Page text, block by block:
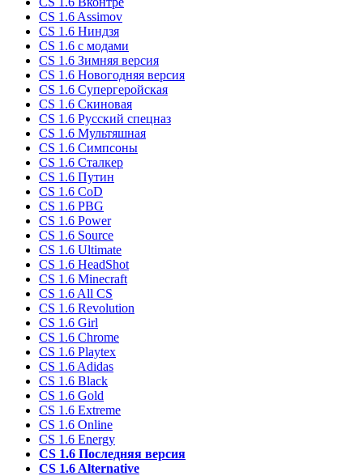
CS 1.6 Assimov
CS 1.6 Ниндзя
CS 1.6 с модами
CS 1.6 Зимняя версия
CS 1.6 Новогодняя версия
CS 1.6 Супергеройская
CS 1.6 Скиновая
CS 1.6 Русский спецназ
CS 1.6 Мультяшная
CS 1.6 Симпсоны
CS 1.6 Сталкер
CS 1.6 Путин
CS 1.6 CoD
CS 1.6 PBG
CS 1.6 Power
CS 1.6 Source
CS 1.6 Ultimate
CS 1.6 HeadShot
CS 1.6 Minecraft
CS 1.6 All CS
CS 1.6 Revolution
CS 1.6 Girl
CS 1.6 Chrome
CS 1.6 Playtex
CS 1.6 Adidas
CS 1.6 Black
CS 1.6 Gold
CS 1.6 Extreme
CS 1.6 Online
CS 1.6 Energy
CS 1.6 Последняя версия
CS 1.6 Alternative